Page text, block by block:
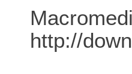
http://